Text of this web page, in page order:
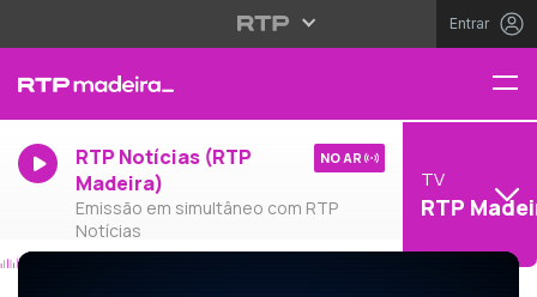
Entrar
RTP Notícias (RTP
Madeira)
Emissão em simultâneo com RTP
Notícias
NO AR
TV
RTP